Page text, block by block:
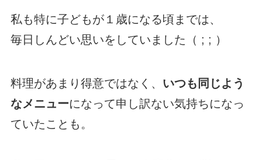
私も特に子どもが１歳になる頃までは、
毎日しんどい思いをしていました（ ; ; ）
料理があまり得意ではなく、 いつも同じよう
なメニューになって申し訳ない気持ちになっ
ていたことも。